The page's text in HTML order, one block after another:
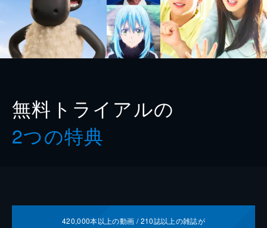
無料トライアルの
2つの特典
420,000本以上の動画 /210誌以上の雑誌が